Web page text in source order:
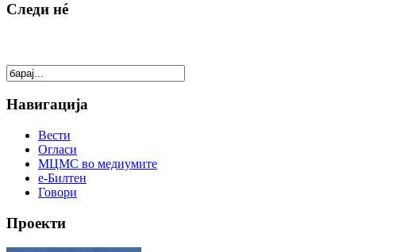
Следи нé
Навигација
Вести
Огласи
МЦМС во медиумите
е-Билтен
Говори
Проекти